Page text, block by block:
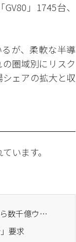
」1745台、
が、柔軟な半導
圏域別にリスク
ェアの拡大と収
います。
· 現代自、販売減少のなか「ストライキリスク」…葛藤長期化なら数千億ウォンの損失も
要求